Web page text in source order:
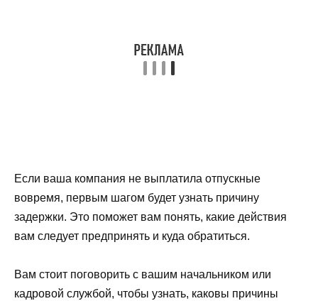
Если ваша компания не выплатила отпускные
вовремя, первым шагом будет узнать причину
задержки. Это поможет вам понять, какие действия
вам следует предпринять и куда обратиться.
Вам стоит поговорить с вашим начальником или
кадровой службой, чтобы узнать, каковы причины